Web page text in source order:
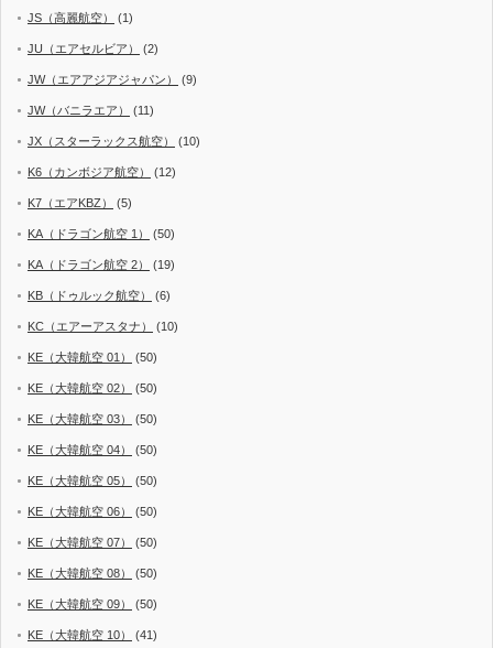
JS（高麗航空） (1)
JU（エアセルビア） (2)
JW（エアアジアジャパン） (9)
JW（バニラエア） (11)
JX（スターラックス航空） (10)
K6（カンボジア航空） (12)
K7（エアKBZ） (5)
KA（ドラゴン航空 1） (50)
KA（ドラゴン航空 2） (19)
KB（ドゥルック航空） (6)
KC（エアーアスタナ） (10)
KE（大韓航空 01） (50)
KE（大韓航空 02） (50)
KE（大韓航空 03） (50)
KE（大韓航空 04） (50)
KE（大韓航空 05） (50)
KE（大韓航空 06） (50)
KE（大韓航空 07） (50)
KE（大韓航空 08） (50)
KE（大韓航空 09） (50)
KE（大韓航空 10） (41)